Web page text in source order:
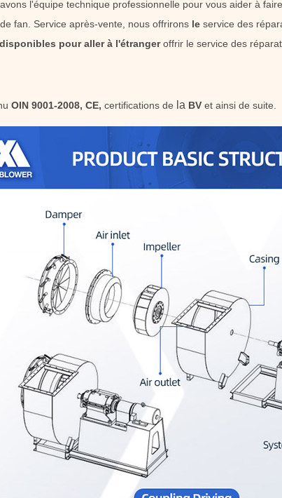
l'équipe technique professionnelle pour vous aider à
fan. Service après-vente, nous offrirons leservice des
pour aller à l'étrangeroffrir le service des
OIN 9001-2008, CE, certifications de la BV et ainsi de suite.